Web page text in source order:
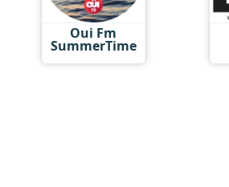
Oui Fm
SummerTime